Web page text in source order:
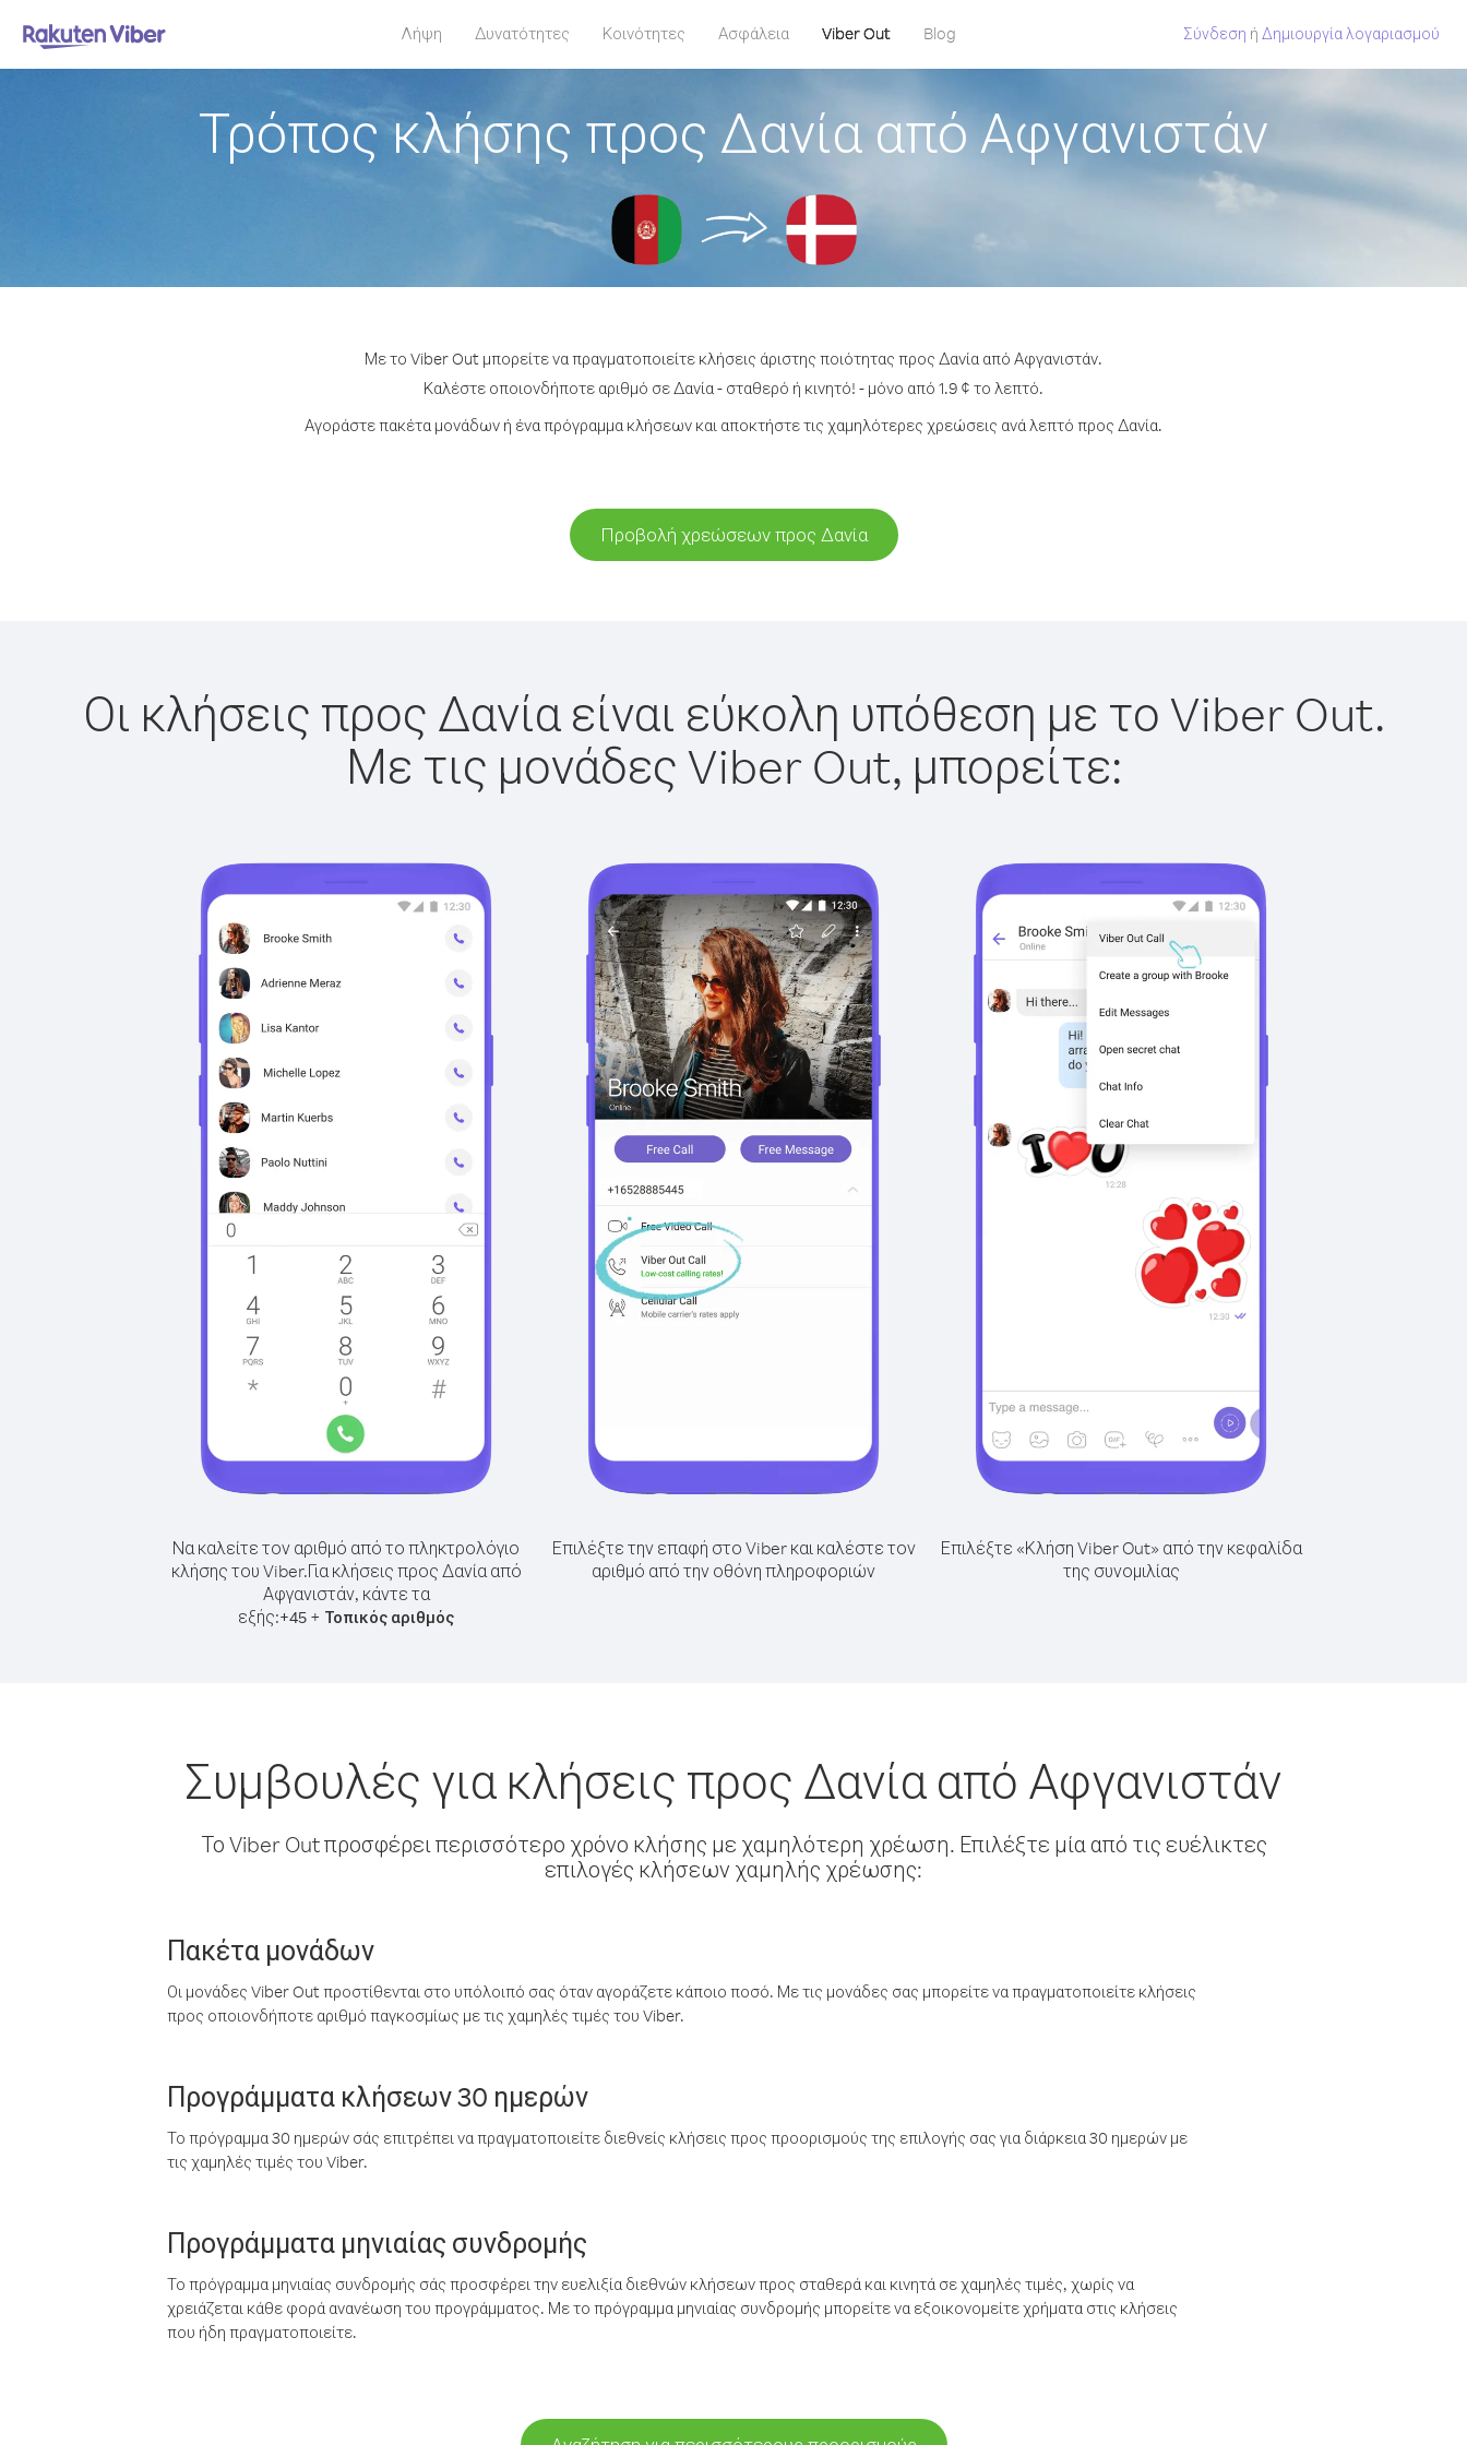
Λήψη Δυνατότητες Κοινότητες Ασφάλεια Viber Out Blog Σύνδεση ή Δημιουργία λογαριασμού
Τρόπος κλήσης προς Δανία από Αφγανιστάν
Με το Viber Out μπορείτε να πραγματοποιείτε κλήσεις άριστης ποιότητας προς Δανία από Αφγανιστάν.
Καλέστε οποιονδήποτε αριθμό σε Δανία - σταθερό ή κινητό! - μόνο από 1.9 ¢ το λεπτό.
Αγοράστε πακέτα μονάδων ή ένα πρόγραμμα κλήσεων και αποκτήστε τις χαμηλότερες χρεώσεις ανά λεπτό προς Δανία.
Προβολή χρεώσεων προς Δανία
Οι κλήσεις προς Δανία είναι εύκολη υπόθεση με το Viber Out.
Με τις μονάδες Viber Out, μπορείτε:
Να καλείτε τον αριθμό από το πληκτρολόγιο
κλήσης του Viber.Για κλήσεις προς Δανία από
Αφγανιστάν, κάντε τα
εξής:+45 + Τοπικός αριθμός
Επιλέξτε την επαφή στο Viber και καλέστε τον
αριθμό από την οθόνη πληροφοριών
Επιλέξτε «Κλήση Viber Out» από την κεφαλίδα
της συνομιλίας
Συμβουλές για κλήσεις προς Δανία από Αφγανιστάν
Το Viber Out προσφέρει περισσότερο χρόνο κλήσης με χαμηλότερη χρέωση. Επιλέξτε μία από τις ευέλικτες
επιλογές κλήσεων χαμηλής χρέωσης:
Πακέτα μονάδων
Οι μονάδες Viber Out προστίθενται στο υπόλοιπό σας όταν αγοράζετε κάποιο ποσό. Με τις μονάδες σας μπορείτε να πραγματοποιείτε κλήσεις
προς οποιονδήποτε αριθμό παγκοσμίως με τις χαμηλές τιμές του Viber.
Προγράμματα κλήσεων 30 ημερών
Το πρόγραμμα 30 ημερών σάς επιτρέπει να πραγματοποιείτε διεθνείς κλήσεις προς προορισμούς της επιλογής σας για διάρκεια 30 ημερών με
τις χαμηλές τιμές του Viber.
Προγράμματα μηνιαίας συνδρομής
Το πρόγραμμα μηνιαίας συνδρομής σάς προσφέρει την ευελιξία διεθνών κλήσεων προς σταθερά και κινητά σε χαμηλές τιμές, χωρίς να
χρειάζεται κάθε φορά ανανέωση του προγράμματος. Με το πρόγραμμα μηνιαίας συνδρομής μπορείτε να εξοικονομείτε χρήματα στις κλήσεις
που ήδη πραγματοποιείτε.